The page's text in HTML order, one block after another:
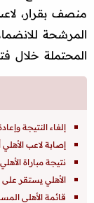
منصف بقرار،
المرشحة
المحتملة خلال
إلغاء النتيجة
إصابة لاعب
نتيجة مباراة
الأهلي يستقر
قائمة الأهلي المسافرة إلى